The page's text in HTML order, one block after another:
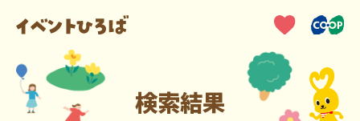
検索結果